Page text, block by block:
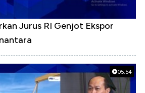
Jurus RI Genjot Ekspor
05:54